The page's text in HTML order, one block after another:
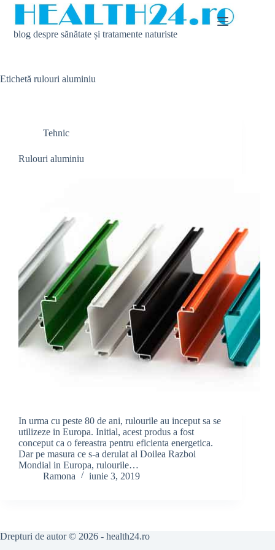
conținut
blog despre sănătate și tratamente naturiste
Etichetă rulouri aluminiu
Tehnic
Rulouri aluminiu
In urma cu peste 80 de ani, rulourile au inceput sa se
utilizeze in Europa. Initial, acest produs a fost
conceput ca o fereastra pentru eficienta energetica.
Dar pe masura ce s-a derulat al Doilea Razboi
Mondial in Europa, rulourile…
Ramona
iunie 3, 2019
Drepturi de autor © 2026 - health24.ro